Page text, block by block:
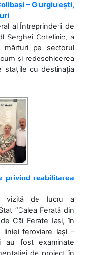
– Giurgiulești,
al Întreprinderii de
Serghei Cotelinic, a
mărfuri pe sectorul
și redeschiderea
stațiile cu destinația
privind reabilitarea
vizită de lucru a
”Calea Ferată din
Căi Ferate Iași, în
liniei feroviare Iași –
au fost examinate
de proiect în